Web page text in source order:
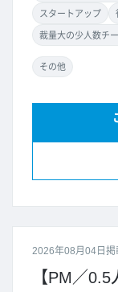
スタートアップ
裁量大の少人数チ
その他
2026年08月04日掲
【PM／